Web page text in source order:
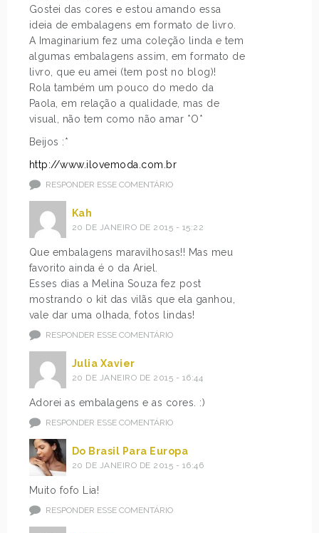
Gostei das cores e estou amando essa
ideia de embalagens em formato de livro.
A Imaginarium fez uma coleção linda e tem
algumas embalagens assim, em formato de
livro, que eu amei (tem post no blog)!
Rola também um pouco do medo da
Paola, em relação a qualidade, mas de
visual, não tem como não amar *O*
Beijos :*
http://www.ilovemoda.com.br
RESPONDER ESSE COMENTÁRIO
Kah
20 DE JANEIRO DE 2015 - 15:22
Que embalagens maravilhosas!! Mas meu
favorito ainda é o da Ariel.
Esses dias a Melina Souza fez post
mostrando o kit das vilãs que ela ganhou,
vale dar uma olhada, fotos lindas!
RESPONDER ESSE COMENTÁRIO
Julia Xavier
20 DE JANEIRO DE 2015 - 16:44
Adorei as embalagens e as cores. :)
RESPONDER ESSE COMENTÁRIO
Do Brasil Para Europa
20 DE JANEIRO DE 2015 - 16:46
Muito fofo Lia!
RESPONDER ESSE COMENTÁRIO